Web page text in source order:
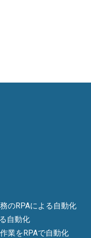
のRPAによる自動化​
自動化​
業をRPAで自動化​